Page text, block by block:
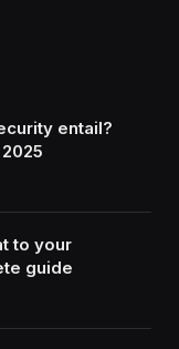
entail?
to your
guide